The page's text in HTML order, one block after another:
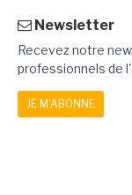
Newsletter
Recevez notre
professionnels de
JE M'ABONNE